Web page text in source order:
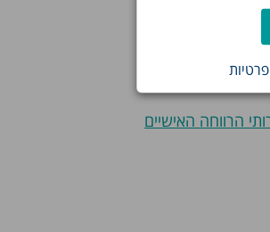
על דירה
הרווחה האישיים